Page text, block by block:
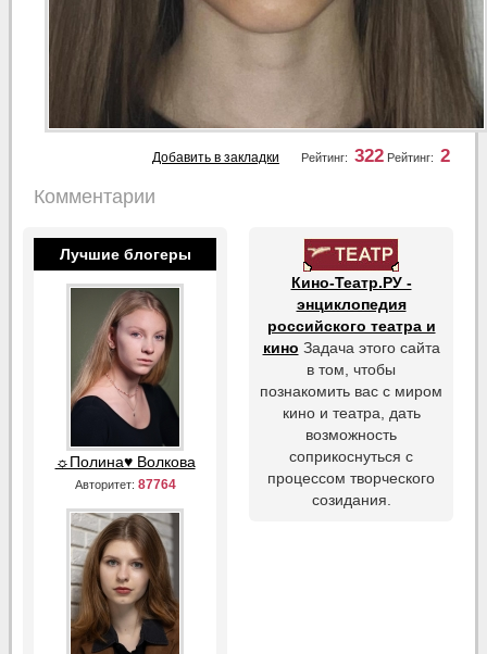
Рейтинг: 2
Рейтинг: 322
Добавить в закладки
Комментарии
Лучшие блогеры
☼Полина♥ Волкова
Авторитет: 87764
Кино-Театр.РУ -
энциклопедия
российского театра и
кино Задача этого сайта
в том, чтобы
познакомить вас с миром
кино и театра, дать
возможность
соприкоснуться с
процессом творческого
созидания.